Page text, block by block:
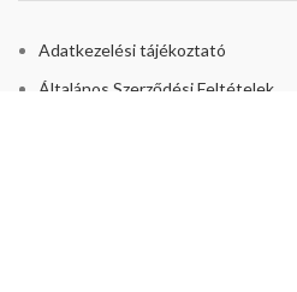
Adatkezelési tájékoztató
Általános Szerződési Feltételek